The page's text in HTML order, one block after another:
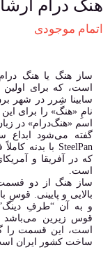
هنگ درام
اتمام موجودی
ساز هنگ یا هنگ
سابینا شِرر در شهر
نامِ «هنگ» را برای
اسم «هنگ‌درام» در
گفته می‌شود ابداع
که در آفریقا و
است.
ساز هنگ از دو
بالایی و پایینی.
قوس زیرین می‌باشد
ساخت کشور ایران